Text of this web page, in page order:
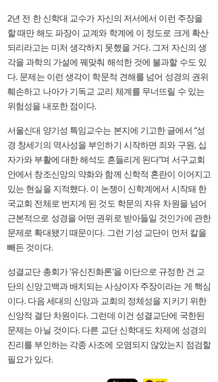
2년 전 한 신학대 교수가 자신의 저서에서 이런 주장을
할 때만 해도 파장이 교계와 학계에 이 정도로 크게 확산
되리라고는 미처 생각하지 못했을 거다. 그저 자신의 생
각을 과학의 가설에 꿰맞춰 해석한 것에 불과할 수도 있
다. 문제는 이런 생각이 학문적 견해를 넘어 성경의 권위
훼손하고 나아가 기독교 교리 체계를 무너뜨릴 수 있는
위험성을 내포한 점이다.
서울신대 양기성 특임교수는 본지에 기고한 글에서 “성
경 창세기의 역사성을 부인하기 시작하면 죄와 구원, 십
자가와 부활에 대한 해석도 흔들리게 된다”며 서구교회
안에서 창조신앙의 약화와 함께 신학적 혼란이 이어지고
있는 현실을 지적했다. 이 논쟁이 신학계에서 시작돼 한
국교회 전체로 번지게 된 것도 학문의 자유 차원을 넘어
근본적으로 성경을 어떤 권위로 받아들일 것인가에 관한
문제로 확대됐기 때문이다. 그런 기성 교단이 먼저 칼을
빼든 것이다.
성결교단 총회가 ‘유신진화론’을 이단으로 규정한 건 교
단의 신앙고백과 배치되는 사상이자 주장이라는 게 핵심
이다. 다음 세대의 신앙과 교회의 정체성을 지키기 위한
신앙적 결단 차원이다. 그런데 이건 성결교단에 국한된
문제는 아닐 것이다. 다른 교단 신학대도 차제에 성경의
진리를 부인하는 각종 사조에 오염되지 않았는지 점검할
필요가 있다.